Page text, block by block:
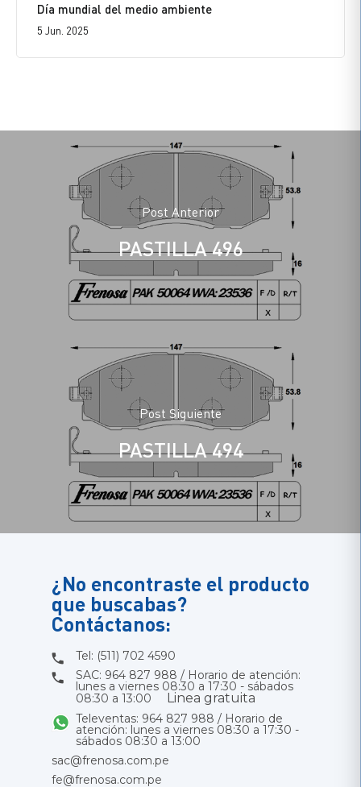
Día mundial del medio ambiente
5 Jun. 2025
Post Anterior
PASTILLA 496
Post Siguiente
PASTILLA 494
¿No encontraste el producto
que buscabas?
Contáctanos:
Tel: (511) 702 4590
SAC: 964 827 988 / Horario de atención:
lunes a viernes 08:30 a 17:30 - sábados
08:30 a 13:00
Linea gratuita
Televentas: 964 827 988 / Horario de
atención: lunes a viernes 08:30 a 17:30 -
sábados 08:30 a 13:00
sac@frenosa.com.pe
fe@frenosa.com.pe